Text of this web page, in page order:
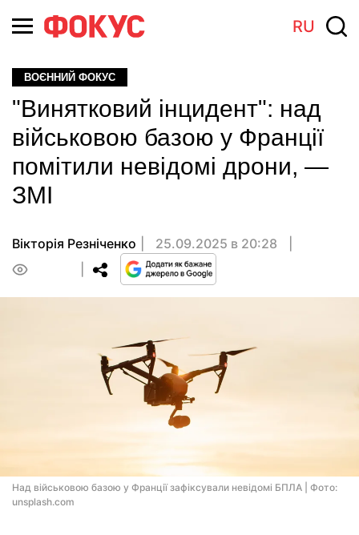
RU
ВОЄННИЙ ФОКУС
"Винятковий інцидент": над
військовою базою у Франції
помітили невідомі дрони, —
ЗМІ
Вікторія Резніченко
25.09.2025 в 20:28
Над військовою базою у Франції зафіксували невідомі БПЛА | Фото:
unsplash.com